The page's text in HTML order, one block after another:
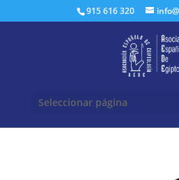
915 616 320
Seleccionar página